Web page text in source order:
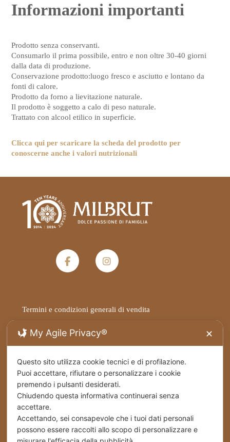
Informazioni importanti
Prodotto senza conservanti.
Consumarlo il prima possibile, entro e non oltre 30-40 giorni
dalla data di produzione.
Conservazione prodotto:luogo fresco e asciutto e lontano da
fonti di calore.
Prodotto da forno a lievitazione naturale.
Il prodotto è soggetto a calo di peso naturale.
Trattato con alcool etilico in superficie.
Clicca qui per scaricare la scheda del prodotto per
conoscerne anche i valori nutrizionali
Termini e condizioni generali di vendita
Privacy Policy
Spedizioni
Cookies
Stabilimento – Milbrut Dolce Passione di Famiglia
c/da Cappuccini – Messer Rinaldo SS 576 Naro
(Ag) Italy
My Agile Privacy® ✕
Questo sito utilizza cookie tecnici e di profilazione.
Puoi accettare, rifiutare o personalizzare i cookie
premendo i pulsanti desiderati.
Chiudendo questa informativa continuerai senza
accettare.
Accettando, sei consapevole che i tuoi dati personali
possono essere raccolti allo scopo di personalizzare e